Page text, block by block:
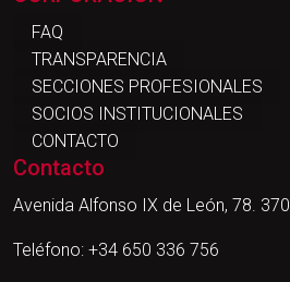
FAQ
TRANSPARENCIA
SECCIONES PROFESIONALES
SOCIOS INSTITUCIONALES
CONTACTO
Contacto
Avenida Alfonso IX de León, 78.
Teléfono: +34 650 336 756